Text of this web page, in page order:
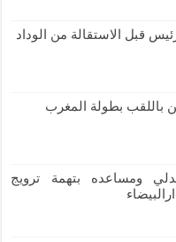
قبل الاستقالة من الوداد
باللقب بطولة المغرب
ومساعده بتهمة ترويج